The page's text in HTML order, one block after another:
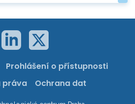
Prohlášení o přístupnosti
práva
Ochrana dat